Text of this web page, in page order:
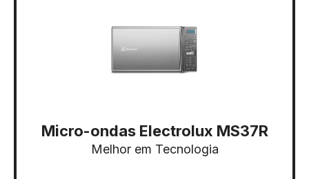
Micro-ondas Electrolux MS37R
Melhor em Tecnologia